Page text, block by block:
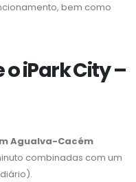
bem como
iPark City –
Agualva-Cacém
combinadas com um